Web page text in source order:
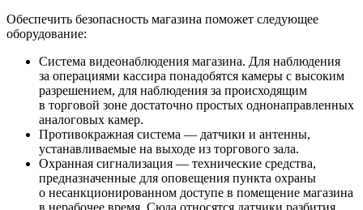
Обеспечить безопасность магазина поможет следующее
оборудование:
Система видеонаблюдения магазина. Для наблюдения
за операциями кассира понадобятся камеры с высоким
разрешением, для наблюдения за происходящим
в торговой зоне достаточно простых однонаправленных
аналоговых камер.
Противокражная система — датчики и антенны,
устанавливаемые на выходе из торгового зала.
Охранная сигнализация — технические средства,
предназначенные для оповещения пункта охраны
о несанкционированном доступе в помещение магазина